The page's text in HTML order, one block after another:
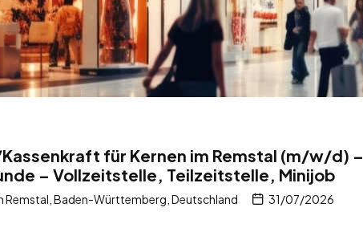
für Kernen im Remstal (m/w/d) –
– Vollzeitstelle, Teilzeitstelle, Minijob
Remstal, Baden-Württemberg, Deutschland 31/07/2026